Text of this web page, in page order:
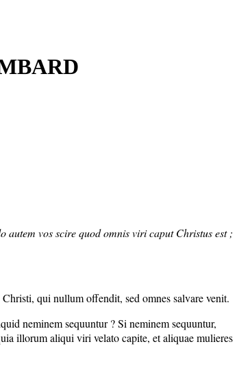
autem vos scire quod omnis viri caput Christus est ;
qui nullum offendit, sed omnes salvare venit.
neminem sequuntur ? Si neminem sequuntur,
illorum aliqui viri velato capite, et aliquae mulieres